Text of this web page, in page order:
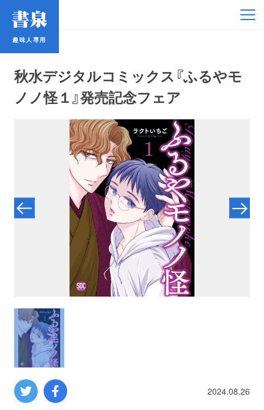
趣味人専用
秋水デジタルコミックス『ふるやモ
ノノ怪１』発売記念フェア
2024.08.26
趣味人専用
アイドル
鉄道・バス
コミック・ラノベ
プロレス
数学
コンピューター
ミリタリー